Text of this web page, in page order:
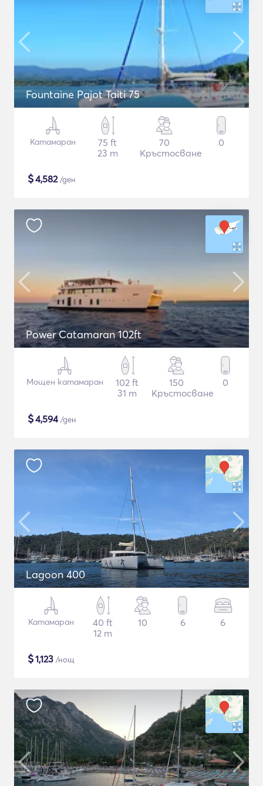
Fountaine Pajot Taiti 75
Катамаран
75 ft
23 m
70
Кръстосване
0
$4,582/ден
Power Catamaran 102ft
Мощен катамаран
102 ft
31 m
150
Кръстосване
0
$4,594/ден
Lagoon 400
Катамаран
40 ft
12 m
10 6 6
$1,123 /нощ